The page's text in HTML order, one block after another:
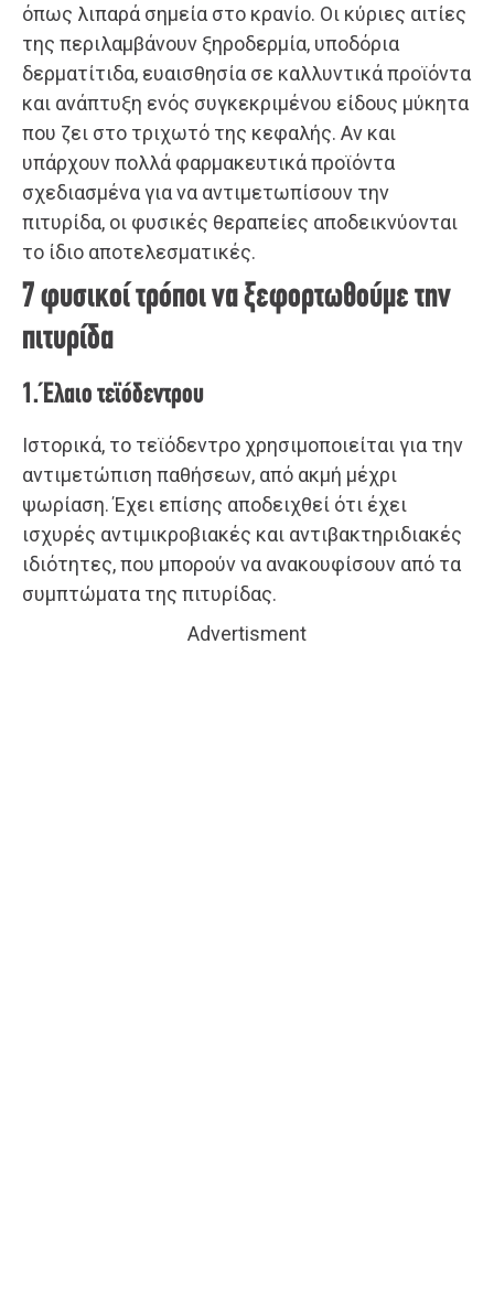
όπως λιπαρά σημεία στο κρανίο. Οι κύριες αιτίες
της περιλαμβάνουν ξηροδερμία, υποδόρια
δερματίτιδα, ευαισθησία σε καλλυντικά προϊόντα
και ανάπτυξη ενός συγκεκριμένου είδους μύκητα
που ζει στο τριχωτό της κεφαλής. Αν και
υπάρχουν πολλά φαρμακευτικά προϊόντα
σχεδιασμένα για να αντιμετωπίσουν την
πιτυρίδα, οι φυσικές θεραπείες αποδεικνύονται
το ίδιο αποτελεσματικές.
7 φυσικοί τρόποι να ξεφορτωθούμε την
πιτυρίδα
1. Έλαιο τεϊόδεντρου
Ιστορικά, το τεϊόδεντρο χρησιμοποιείται για την
αντιμετώπιση παθήσεων, από ακμή μέχρι
ψωρίαση. Έχει επίσης αποδειχθεί ότι έχει
ισχυρές αντιμικροβιακές και αντιβακτηριδιακές
ιδιότητες, που μπορούν να ανακουφίσουν από τα
συμπτώματα της πιτυρίδας.
Advertisment